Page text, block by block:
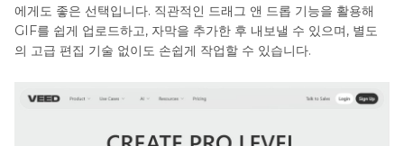
에게도 좋은 선택입니다. 직관적인 드래그 앤 드롭 기능을 활용해
GIF를 쉽게 업로드하고, 자막을 추가한 후 내보낼 수 있으며, 별도
의 고급 편집 기술 없이도 손쉽게 작업할 수 있습니다.